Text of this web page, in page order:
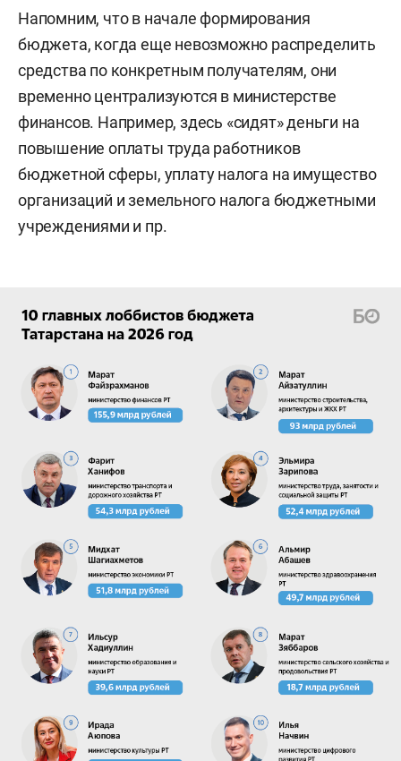
Напомним, что в начале формирования
бюджета, когда еще невозможно распределить
средства по конкретным получателям, они
временно централизуются в министерстве
финансов. Например, здесь «сидят» деньги на
повышение оплаты труда работников
бюджетной сферы, уплату налога на имущество
организаций и земельного налога бюджетными
учреждениями и пр.